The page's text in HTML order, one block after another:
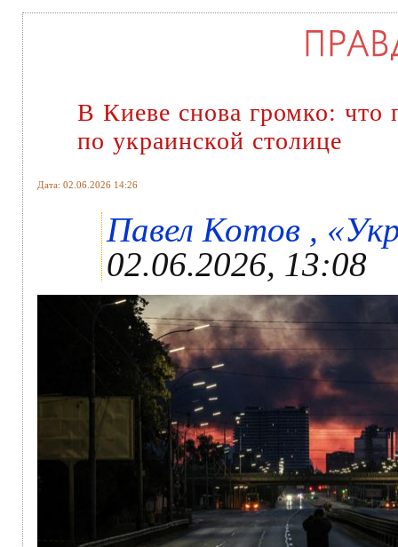
В Киеве снова громко: что
по украинской столице
Дата: 02.06.2026 14:26
Павел Котов ,
02.06.2026, 13:08